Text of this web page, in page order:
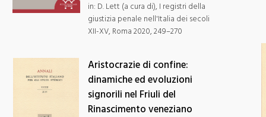
in: D. Lett (a cura di), I registri della
giustizia penale nell'Italia dei secoli
XII-XV, Roma 2020, 249–270
Aristocrazie di confine:
dinamiche ed evoluzioni
signorili nel Friuli del
Rinascimento veneziano